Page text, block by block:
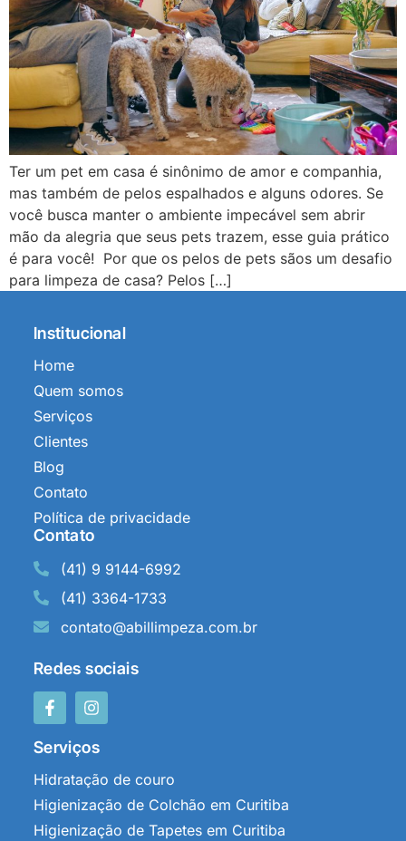
Ter um pet em casa é sinônimo de amor e companhia,
mas também de pelos espalhados e alguns odores. Se
você busca manter o ambiente impecável sem abrir
mão da alegria que seus pets trazem, esse guia prático
é para você! Por que os pelos de pets sãos um desafio
para limpeza de casa? Pelos […]
Institucional
Home
Quem somos
Serviços
Clientes
Blog
Contato
Política de privacidade
Contato
(41) 9 9144-6992
(41) 3364-1733
contato@abillimpeza.com.br
Redes sociais
Serviços
Hidratação de couro
Higienização de Colchão em Curitiba
Higienização de Tapetes em Curitiba